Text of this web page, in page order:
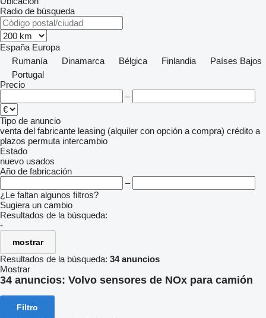
Radio de búsqueda
España Europa
Rumanía
Dinamarca Bélgica Finlandia
Países Bajos
Portugal
Precio
–
Tipo de anuncio
venta del fabricante leasing (alquiler con opción a compra) crédito a
plazos permuta intercambio
Estado
nuevo usados
Año de fabricación
–
¿Le faltan algunos filtros?
Sugiera un cambio
Resultados de la búsqueda:
-
mostrar
Resultados de la búsqueda: 34 anuncios
Mostrar
34 anuncios: Volvo sensores de NOx para camión
Filtro